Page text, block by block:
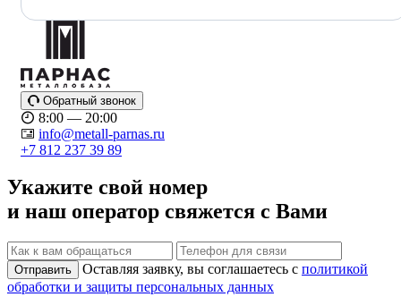
Обратный звонок
8:00 — 20:00
info@metall-parnas.ru
+7 812 237 39 89
Укажите свой номер
и наш оператор свяжется с Вами
Отправить Оставляя заявку, вы соглашаетесь с политикой
обработки и защиты персональных данных